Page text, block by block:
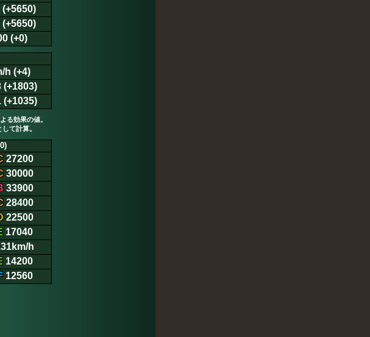
(+5650)
(+5650)
(+0)
h (+4)
(+1803)
る効果の値。
て計算。
27200
30000
33900
28400
22500
17040
h
14200
12560